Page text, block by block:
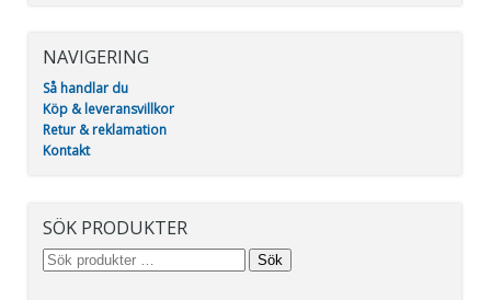
NAVIGERING
Så handlar du
Köp & leveransvillkor
Retur & reklamation
Kontakt
SÖK PRODUKTER
Sök